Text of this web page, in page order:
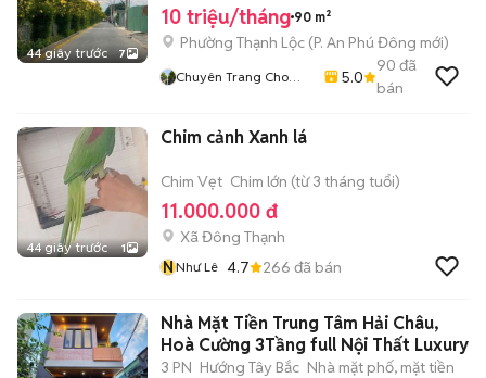
44 giây trước 7
10 triệu/tháng 90 m²
Phường Thạnh Lộc (P. An Phú Đông mới)
Chuyên Trang Cho
5.0
90 đã
bán
44 giây trước 1
Chim cảnh Xanh lá
Chim Vẹt Chim lớn (từ 3 tháng tuổi)
11.000.000 đ
Xã Đông Thạnh
NNhư Lê 4.7 266 đã bán
Nhà Mặt Tiền Trung Tâm Hải Châu,
Hoà Cường 3Tầng full Nội Thất Luxury
3 PN Hướng Tây Bắc Nhà mặt phố, mặt tiền